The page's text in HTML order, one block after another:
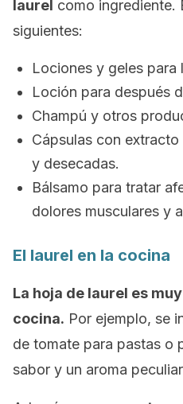
laurel como ingrediente.
siguientes:
Lociones y geles para
Loción para después
Champú y otros
Cápsulas con
y desecadas.
Bálsamo para tratar
dolores musculares y
El laurel en la cocina
La hoja de laurel es
cocina. Por ejemplo, se
de tomate para pastas o
sabor y un aroma